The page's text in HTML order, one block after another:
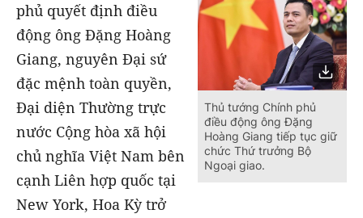
Thủ tướng Chính phủ
điều động ông Đặng
Hoàng Giang tiếp tục giữ
chức Thứ trưởng Bộ
Ngoại giao.
phủ quyết định điều
động ông Đặng Hoàng
Giang, nguyên Đại sứ
đặc mệnh toàn quyền,
Đại diện Thường trực
nước Cộng hòa xã hội
chủ nghĩa Việt Nam bên
cạnh Liên hợp quốc tại
New York, Hoa Kỳ trở